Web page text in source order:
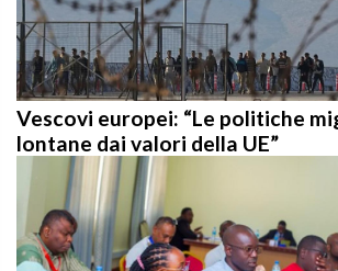
Vescovi europei: “Le politiche
lontane dai valori della UE”